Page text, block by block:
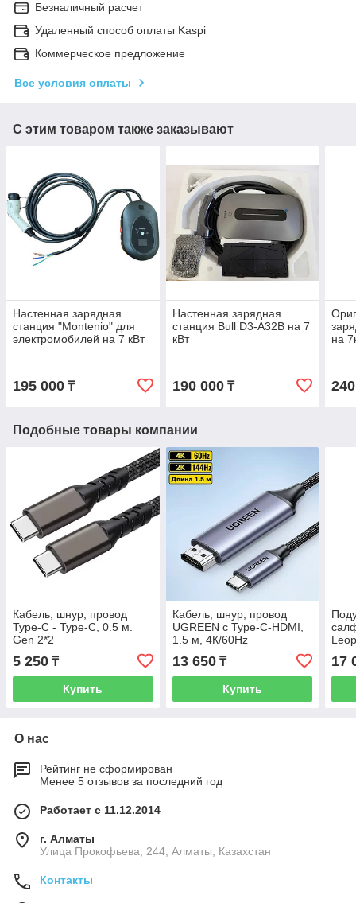
Безналичный расчет
Удаленный способ оплаты Kaspi
Коммерческое предложение
Все условия оплаты
С этим товаром также заказывают
Настенная зарядная
станция "Montenio" для
электромобилей на 7 кВт
195 000 ₸
Настенная зарядная
станция Bull D3-A32B на 7
кВт
190 000₸
на
Подобные товары компании
Кабель, шнур, провод
Type-C - Type-C, 0.5 м.
Gen 2*2
5 250 ₸
Купить
Кабель, шнур, провод
UGREEN с Type-C-HDMI,
1.5 м, 4К/60Hz
13 650₸
Купить
17
О нас
Рейтинг не сформирован
Менее 5 отзывов за последний год
Работает с 11.12.2014
г. Алматы
​Улица Прокофьева, 244, Алматы, Казахстан
Контакты